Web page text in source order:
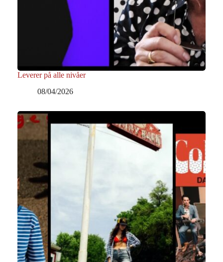
Leverer på alle nivåer
08/04/2026